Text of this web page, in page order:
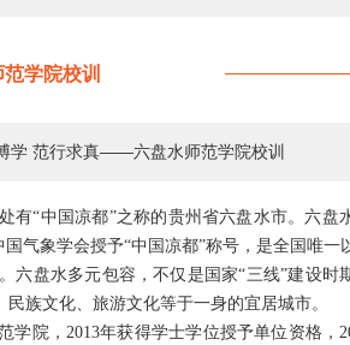
学院校训
学 范行求真——六盘水师范学院校训
有“中国凉都”之称的贵州省六盘水市。六盘
气象学会授予“中国凉都”称号，是全国唯一
盘水多元包容，不仅是国家“三线”建设时
族文化、旅游文化等于一身的宜居城市。
院，2013年获得学士学位授予单位资格，